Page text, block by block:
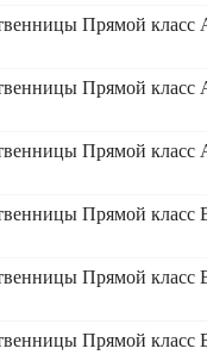
Прямой класс
Прямой класс
Прямой класс
Прямой класс
Прямой класс
Прямой класс